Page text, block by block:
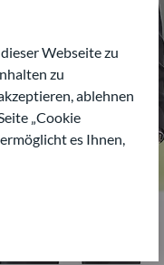
Webseite zu
zu
ablehnen
„Cookie
es Ihnen,